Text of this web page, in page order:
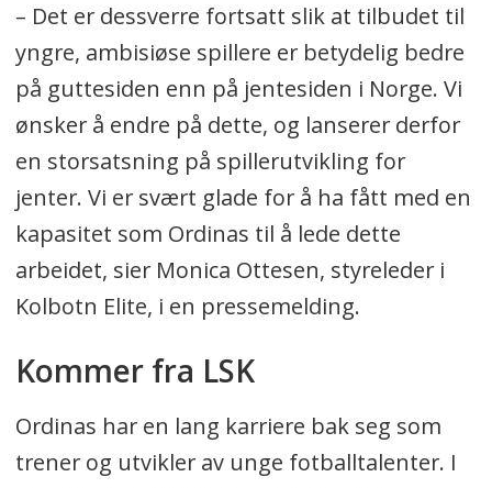
– Det er dessverre fortsatt slik at tilbudet til
yngre, ambisiøse spillere er betydelig bedre
på guttesiden enn på jentesiden i Norge. Vi
ønsker å endre på dette, og lanserer derfor
en storsatsning på spillerutvikling for
jenter. Vi er svært glade for å ha fått med en
kapasitet som Ordinas til å lede dette
arbeidet, sier Monica Ottesen, styreleder i
Kolbotn Elite, i en pressemelding.
Kommer fra LSK
Ordinas har en lang karriere bak seg som
trener og utvikler av unge fotballtalenter. I